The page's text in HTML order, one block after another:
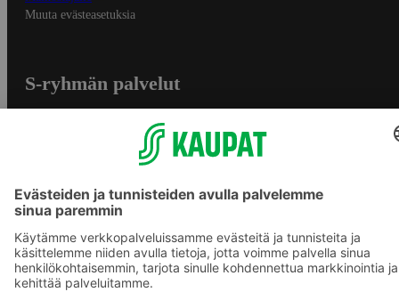
Muuta evästeasetuksia
S-ryhmän palvelut
S-ostoslista -sovellus
Prisma.fi
Sokos.fi
S-Pankki
Yhteishyvä